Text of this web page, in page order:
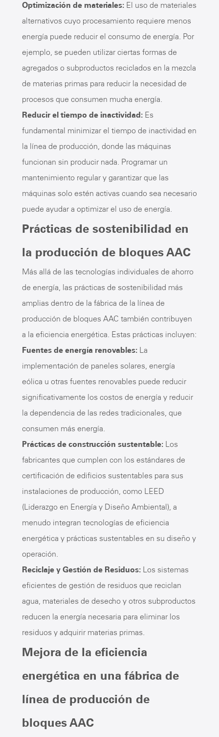
Optimización de materiales: El uso de materiales
alternativos cuyo procesamiento requiere menos
energía puede reducir el consumo de energía. Por
ejemplo, se pueden utilizar ciertas formas de
agregados o subproductos reciclados en la mezcla
de materias primas para reducir la necesidad de
procesos que consumen mucha energía.
Reducir el tiempo de inactividad: Es
fundamental minimizar el tiempo de inactividad en
la línea de producción, donde las máquinas
funcionan sin producir nada. Programar un
mantenimiento regular y garantizar que las
máquinas solo estén activas cuando sea necesario
puede ayudar a optimizar el uso de energía.
Prácticas de sostenibilidad en
la producción de bloques AAC
Más allá de las tecnologías individuales de ahorro
de energía, las prácticas de sostenibilidad más
amplias dentro de la fábrica de la línea de
producción de bloques AAC también contribuyen
a la eficiencia energética. Estas prácticas incluyen:
Fuentes de energía renovables: La
implementación de paneles solares, energía
eólica u otras fuentes renovables puede reducir
significativamente los costos de energía y reducir
la dependencia de las redes tradicionales, que
consumen más energía.
Prácticas de construcción sustentable: Los
fabricantes que cumplen con los estándares de
certificación de edificios sustentables para sus
instalaciones de producción, como LEED
(Liderazgo en Energía y Diseño Ambiental), a
menudo integran tecnologías de eficiencia
energética y prácticas sustentables en su diseño y
operación.
Reciclaje y Gestión de Residuos: Los sistemas
eficientes de gestión de residuos que reciclan
agua, materiales de desecho y otros subproductos
reducen la energía necesaria para eliminar los
residuos y adquirir materias primas.
Mejora de la eficiencia
energética en una fábrica de
línea de producción de
bloques AAC